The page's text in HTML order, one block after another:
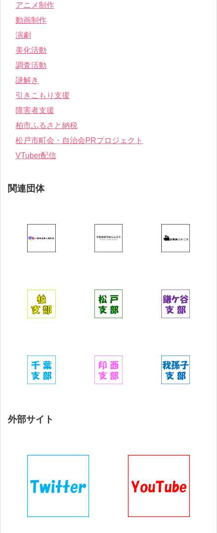
アニメ制作
動画制作
演劇
美化活動
調査活動
謎解き
引きこもり支援
障害者支援
柏市ふるさと納税
松戸市町会・自治会PRプロジェクト
VTuber配信
関連団体
外部サイト